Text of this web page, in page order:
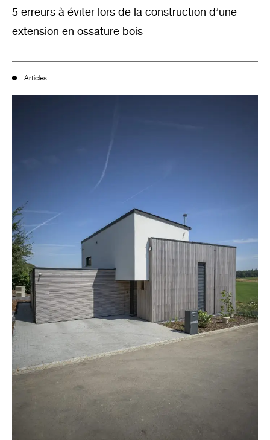
5 erreurs à éviter lors de la construction d’une
extension en ossature bois
Articles